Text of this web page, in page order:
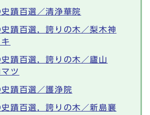
史蹟百選／清浄華院
史蹟百選，誇りの木／梨木神
史蹟百選，誇りの木／廬山
ツ
史蹟百選／護浄院
史蹟百選，誇りの木／新島襄